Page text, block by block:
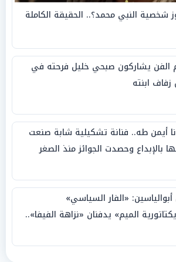
النبي محمد؟.. الحقيقة الكاملة
الفن يشاركون صبحي خليل فرحته في
ابنته
أيمن طه.. فنانة تشكيلية شابة صنعت
بالإبداع وحصدت الجوائز منذ الصغر
أبوالياسين: «الفار السياسي»
الميم» يدفنان «نزاهة الفيفا»..